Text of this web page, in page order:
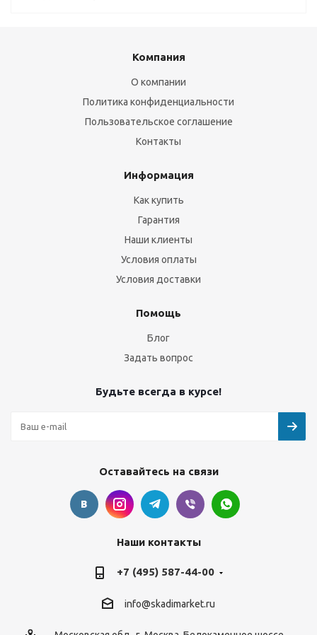
Компания
О компании
Политика конфиденциальности
Пользовательское соглашение
Контакты
Информация
Как купить
Гарантия
Наши клиенты
Условия оплаты
Условия доставки
Помощь
Блог
Задать вопрос
Будьте всегда в курсе!
Оставайтесь на связи
Наши контакты
+7 (495) 587-44-00
info@skadimarket.ru